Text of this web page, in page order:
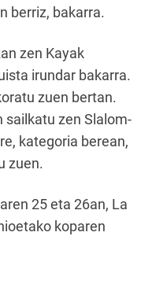
berriz, bakarra.
zen Kayak
irundar bakarra.
zuen bertan.
sailkatu zen Slalom-
kategoria berean,
zuen.
25 eta 26an, La
koparen